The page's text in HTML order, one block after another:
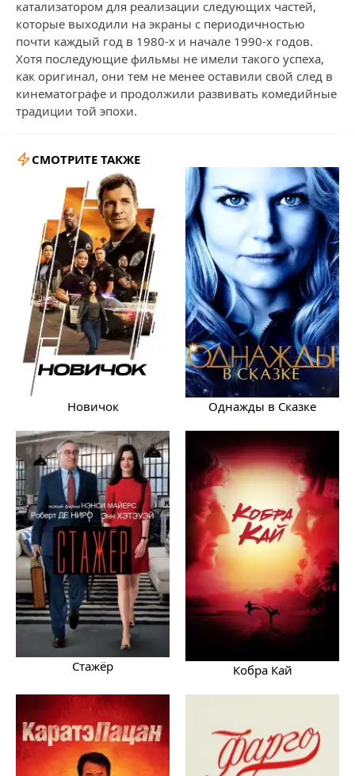
катализатором для реализации следующих частей,
которые выходили на экраны с периодичностью
почти каждый год в 1980-х и начале 1990-х годов.
Хотя последующие фильмы не имели такого успеха,
как оригинал, они тем не менее оставили свой след в
кинематографе и продолжили развивать комедийные
традиции той эпохи.
СМОТРИТЕ ТАКЖЕ
Новичок Однажды в Сказке
Стажёр Кобра Кай